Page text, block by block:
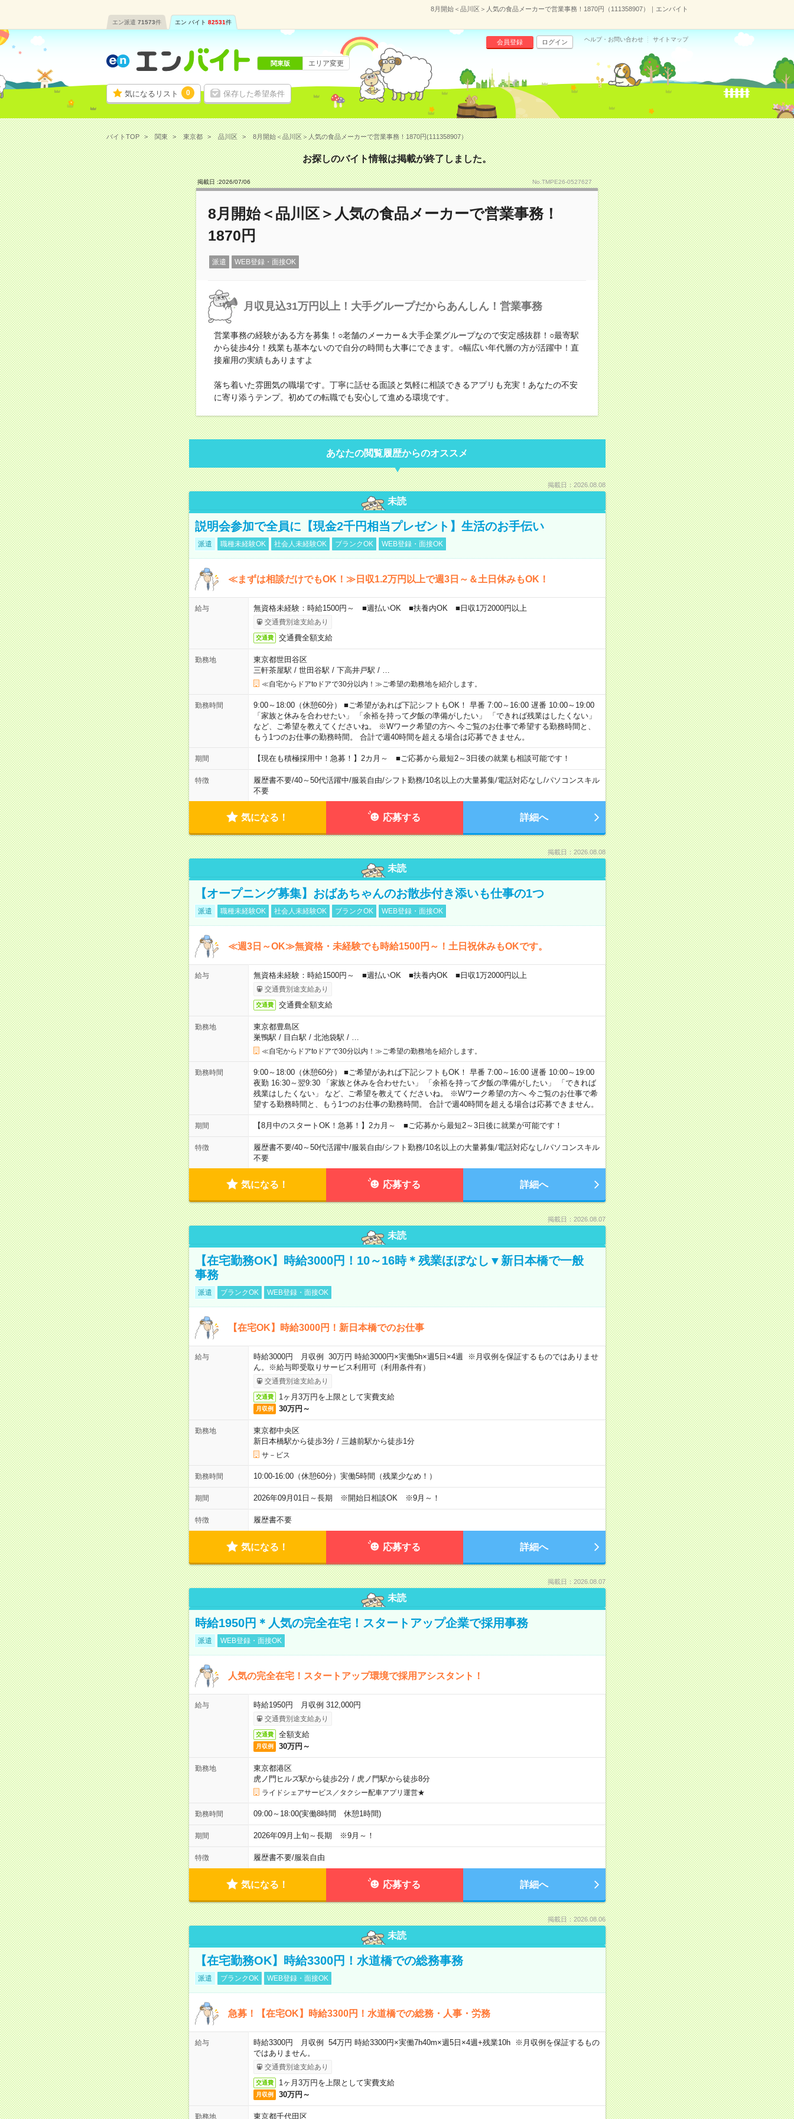
8月開始＜品川区＞人気の食品メーカーで営業事務！1870円（111358907）｜エンバイト
エン派遣 71573件 エン バイト 82531件
気になるリスト 0 保存した希望条件
会員登録 ログイン ヘルプ・お問い合わせ サイトマップ
関東版 エリア変更
バイトTOP 関東 東京都 品川区 8月開始＜品川区＞人気の食品メーカーで営業事務！1870円(111358907）
お探しのバイト情報は掲載が終了しました。
掲載日 :2026/07/06 No.TMPE26-0527627
8月開始＜品川区＞人気の食品メーカーで営業事務！
1870円
派遣 WEB登録・面接OK
月収見込31万円以上！大手グループだからあんしん！営業事務
営業事務の経験がある方を募集！○老舗のメーカー＆大手企業グループなので安定感抜群！○最寄駅
から徒歩4分！残業も基本ないので自分の時間も大事にできます。○幅広い年代層の方が活躍中！直
接雇用の実績もありますよ
落ち着いた雰囲気の職場です。丁寧に話せる面談と気軽に相談できるアプリも充実！あなたの不安
に寄り添うテンプ。初めての転職でも安心して進める環境です。
あなたの閲覧履歴からのオススメ
掲載日：2026.08.08
未読
説明会参加で全員に【現金2千円相当プレゼント】生活のお手伝い
派遣 職種未経験OK 社会人未経験OK ブランクOK WEB登録・面接OK
≪まずは相談だけでもOK！≫日収1.2万円以上で週3日～＆土日休みもOK！
給与 無資格未経験：時給1500円～ ■週払いOK ■扶養内OK ■日収1万2000円以上
交通費別途支給あり
交通費 交通費全額支給
勤務地
東京都世田谷区
三軒茶屋駅 / 世田谷駅 / 下高井戸駅 /
≪自宅からドアtoドアで30分以内！≫ご希望の勤務地を紹介します。
勤務時間
9:00～18:00（休憩60分） ■ご希望があれば下記シフトもOK！ 早番 7:00～16:00 遅番 10:00～19:00
「家族と休みを合わせたい」 「余裕を持って夕飯の準備がしたい」 「できれば残業はしたくない」
など、ご希望を教えてくださいね。 ※Wワーク希望の方へ 今ご覧のお仕事で希望する勤務時間と、
もう1つのお仕事の勤務時間。 合計で週40時間を超える場合は応募できません。
期間 【現在も積極採用中！急募！】2カ月～ ■ご応募から最短2～3日後の就業も相談可能です！
特徴 履歴書不要/40～50代活躍中/服装自由/シフト勤務/10名以上の大量募集/電話対応なし/パソコンスキル
不要
気になる！ 応募する 詳細へ
掲載日：2026.08.08
未読
【オープニング募集】おばあちゃんのお散歩付き添いも仕事の1つ
派遣 職種未経験OK 社会人未経験OK ブランクOK WEB登録・面接OK
≪週3日～OK≫無資格・未経験でも時給1500円～！土日祝休みもOKです。
給与 無資格未経験：時給1500円～ ■週払いOK ■扶養内OK ■日収1万2000円以上
交通費別途支給あり
交通費 交通費全額支給
勤務地
東京都豊島区
巣鴨駅 / 目白駅 / 北池袋駅 /
≪自宅からドアtoドアで30分以内！≫ご希望の勤務地を紹介します。
勤務時間
9:00～18:00（休憩60分） ■ご希望があれば下記シフトもOK！ 早番 7:00～16:00 遅番 10:00～19:00
夜勤 16:30～翌9:30 「家族と休みを合わせたい」 「余裕を持って夕飯の準備がしたい」 「できれば
残業はしたくない」 など、ご希望を教えてくださいね。 ※Wワーク希望の方へ 今ご覧のお仕事で希
望する勤務時間と、もう1つのお仕事の勤務時間。 合計で週40時間を超える場合は応募できません。
期間 【8月中のスタートOK！急募！】2カ月～ ■ご応募から最短2～3日後に就業が可能です！
特徴 履歴書不要/40～50代活躍中/服装自由/シフト勤務/10名以上の大量募集/電話対応なし/パソコンスキル
不要
気になる！ 応募する 詳細へ
掲載日：2026.08.07
未読
【在宅勤務OK】時給3000円！10～16時＊残業ほぼなし▼新日本橋で一般
事務
派遣 ブランクOK WEB登録・面接OK
【在宅OK】時給3000円！新日本橋でのお仕事
給与
時給3000円 月収例 30万円 時給3000円×実働5h×週5日×4週 ※月収例を保証するものではありませ
ん。※給与即受取りサービス利用可（利用条件有）
交通費別途支給あり
交通費 1ヶ月3万円を上限として実費支給
月収例 30万円～
勤務地
東京都中央区
新日本橋駅から徒歩3分/ 三越前駅から徒歩1分
サ－ビス
勤務時間 10:00-16:00（休憩60分）実働5時間（残業少なめ！）
期間 2026年09月01日～長期 ※開始日相談OK ※9月～！
特徴 履歴書不要
気になる！ 応募する 詳細へ
掲載日：2026.08.07
未読
時給1950円＊人気の完全在宅！スタートアップ企業で採用事務
派遣 WEB登録・面接OK
人気の完全在宅！スタートアップ環境で採用アシスタント！
給与 時給1950円 月収例 312,000円
交通費別途支給あり
交通費 全額支給
月収例 30万円～
勤務地
東京都港区
虎ノ門ヒルズ駅から徒歩2分/ 虎ノ門駅から徒歩8分
ライドシェアサービス／タクシー配車アプリ運営★
勤務時間 09:00～18:00(実働8時間 休憩1時間)
期間 2026年09月上旬～長期 ※9月～！
特徴 履歴書不要/服装自由
気になる！ 応募する 詳細へ
掲載日：2026.08.06
未読
【在宅勤務OK】時給3300円！水道橋での総務事務
派遣 ブランクOK WEB登録・面接OK
急募！【在宅OK】時給3300円！水道橋での総務・人事・労務
給与
時給3300円 月収例 54万円 時給3300円×実働7h40m×週5日×4週+残業10h ※月収例を保証するもの
ではありません。
交通費別途支給あり
交通費 1ヶ月3万円を上限として実費支給
月収例 30万円～
勤務地 東京都千代田区